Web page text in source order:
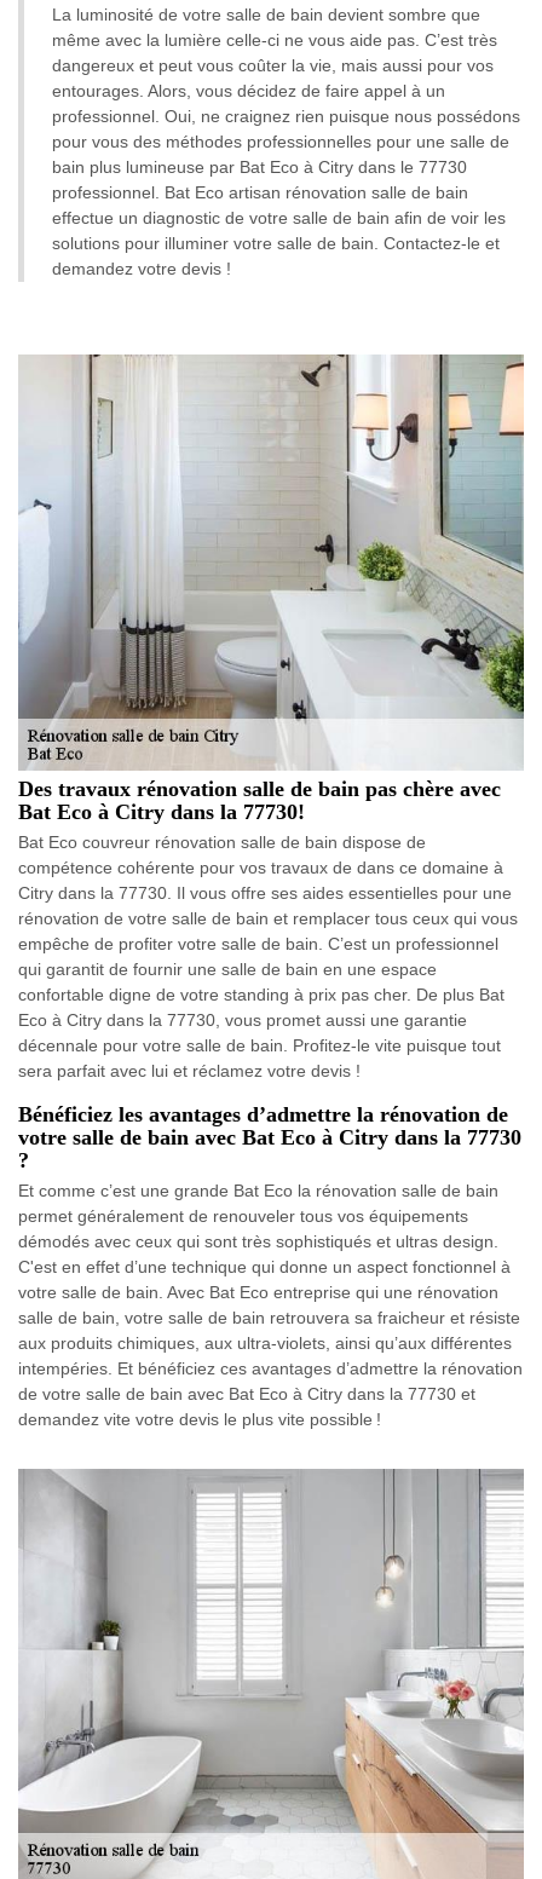
La luminosité de votre salle de bain devient sombre que
même avec la lumière celle-ci ne vous aide pas. C’est très
dangereux et peut vous coûter la vie, mais aussi pour vos
entourages. Alors, vous décidez de faire appel à un
professionnel. Oui, ne craignez rien puisque nous possédons
pour vous des méthodes professionnelles pour une salle de
bain plus lumineuse par Bat Eco à Citry dans le 77730
professionnel. Bat Eco artisan rénovation salle de bain
effectue un diagnostic de votre salle de bain afin de voir les
solutions pour illuminer votre salle de bain. Contactez-le et
demandez votre devis !
Des travaux rénovation salle de bain pas chère avec
Bat Eco à Citry dans la 77730!
Bat Eco couvreur rénovation salle de bain dispose de
compétence cohérente pour vos travaux de dans ce domaine à
Citry dans la 77730. Il vous offre ses aides essentielles pour une
rénovation de votre salle de bain et remplacer tous ceux qui vous
empêche de profiter votre salle de bain. C’est un professionnel
qui garantit de fournir une salle de bain en une espace
confortable digne de votre standing à prix pas cher. De plus Bat
Eco à Citry dans la 77730, vous promet aussi une garantie
décennale pour votre salle de bain. Profitez-le vite puisque tout
sera parfait avec lui et réclamez votre devis !
Bénéficiez les avantages d’admettre la rénovation de
votre salle de bain avec Bat Eco à Citry dans la 77730
?
Et comme c’est une grande Bat Eco la rénovation salle de bain
permet généralement de renouveler tous vos équipements
démodés avec ceux qui sont très sophistiqués et ultras design.
C'est en effet d’une technique qui donne un aspect fonctionnel à
votre salle de bain. Avec Bat Eco entreprise qui une rénovation
salle de bain, votre salle de bain retrouvera sa fraicheur et résiste
aux produits chimiques, aux ultra-violets, ainsi qu’aux différentes
intempéries. Et bénéficiez ces avantages d’admettre la rénovation
de votre salle de bain avec Bat Eco à Citry dans la 77730 et
demandez vite votre devis le plus vite possible !